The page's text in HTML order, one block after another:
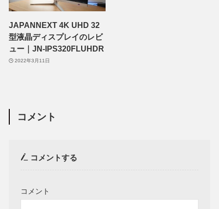
JAPANNEXT 4K UHD 32
型液晶ディスプレイのレビ
ュー｜JN-IPS320FLUHDR
2022年3月11日
コメント
コメントする
コメント